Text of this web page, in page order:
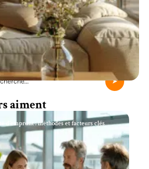
aiment
d’emprunt : méthodes et facteurs clés